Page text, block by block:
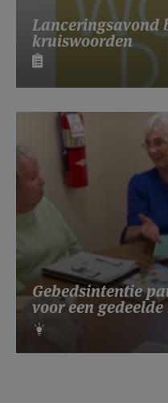
Lanceringsavond
kruiswoorden
Gebedsintentie
voor een